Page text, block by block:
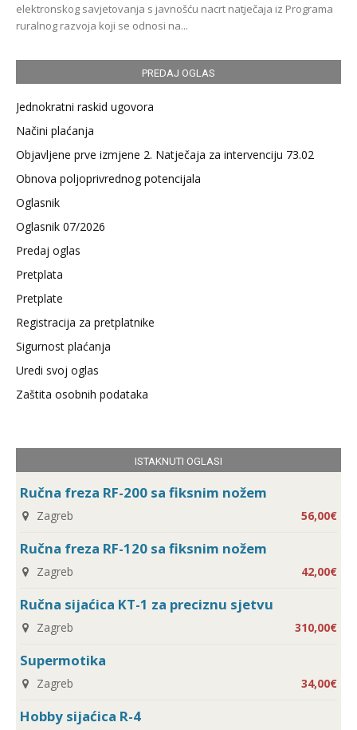
elektronskog savjetovanja s javnošću nacrt natječaja iz Programa
ruralnog razvoja koji se odnosi na...
PREDAJ OGLAS
Jednokratni raskid ugovora
Načini plaćanja
Objavljene prve izmjene 2. Natječaja za intervenciju 73.02
Obnova poljoprivrednog potencijala
Oglasnik
Oglasnik 07/2026
Predaj oglas
Pretplata
Pretplate
Registracija za pretplatnike
Sigurnost plaćanja
Uredi svoj oglas
Zaštita osobnih podataka
ISTAKNUTI OGLASI
Ručna freza RF-200 sa fiksnim nožem
Zagreb 56,00€
Ručna freza RF-120 sa fiksnim nožem
Zagreb 42,00€
Ručna sijaćica KT-1 za preciznu sjetvu
Zagreb 310,00€
Supermotika
Zagreb 34,00€
Hobby sijaćica R-4